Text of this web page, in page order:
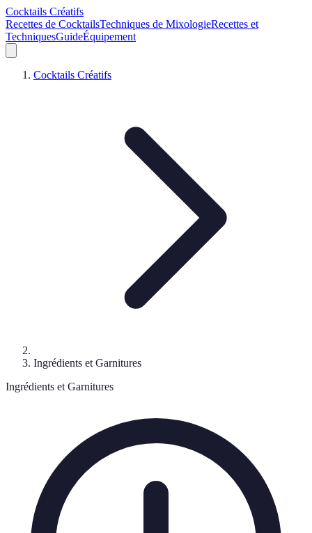
Cocktails Créatifs
Recettes de CocktailsTechniques de MixologieRecettes et
TechniquesGuideÉquipement
Cocktails Créatifs
Ingrédients et Garnitures
Ingrédients et Garnitures